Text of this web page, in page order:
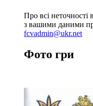
Про всі неточності
з вашими даними
fcvadmin@ukr.net
Фото гри